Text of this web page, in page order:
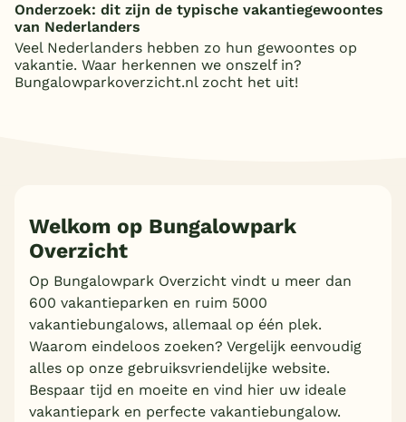
Onderzoek: dit zijn de typische vakantiegewoontes
van Nederlanders
Veel Nederlanders hebben zo hun gewoontes op
vakantie. Waar herkennen we onszelf in?
Bungalowparkoverzicht.nl zocht het uit!
Welkom op Bungalowpark
Overzicht
Op Bungalowpark Overzicht vindt u meer dan
600 vakantieparken en ruim 5000
vakantiebungalows, allemaal op één plek.
Waarom eindeloos zoeken? Vergelijk eenvoudig
alles op onze gebruiksvriendelijke website.
Bespaar tijd en moeite en vind hier uw ideale
vakantiepark en perfecte vakantiebungalow.